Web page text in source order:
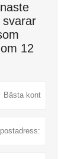
svarar
12